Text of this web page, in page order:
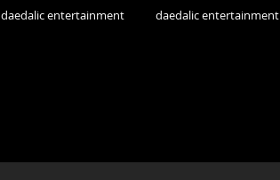
daedalic entertainment daedalic entertainment